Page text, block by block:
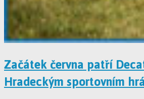
Začátek června patří
Hradeckým sportovním